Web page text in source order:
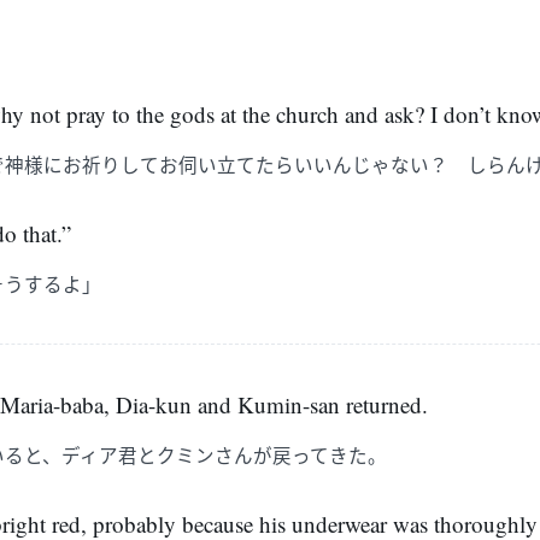
not pray to the gods at the church and ask? I don’t
様にお祈りしてお伺い立てたらいいんじゃない？ しらん
that.”
するよ」
baba, Dia-kun and Kumin-san returned.
と、ディア君とクミンさんが戻ってきた。
red, probably because his underwear was